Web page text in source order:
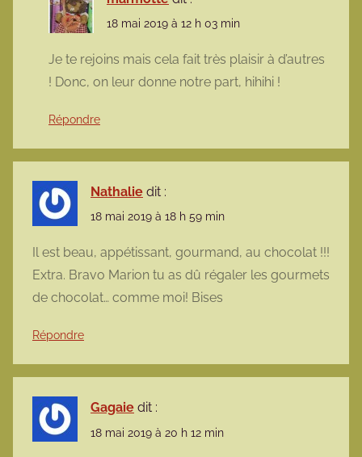
18 mai 2019 à 12 h 03 min
Je te rejoins mais cela fait très plaisir à d’autres
! Donc, on leur donne notre part, hihihi !
Répondre
Nathalie dit :
18 mai 2019 à 18 h 59 min
Il est beau, appétissant, gourmand, au chocolat !!!
Extra. Bravo Marion tu as dû régaler les gourmets
de chocolat… comme moi! Bises
Répondre
Gagaie dit :
18 mai 2019 à 20 h 12 min